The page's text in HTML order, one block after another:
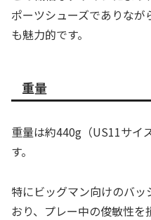
ポーツシューズでありな
も魅力的です。
重量
重量は約440g（US11サイ
す。
特にビッグマン向けのバ
おり、プレー中の俊敏性